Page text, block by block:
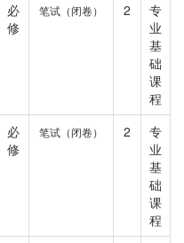
必
修
笔试（闭卷） 2
专
业
基
础
课
程
必
修
笔试（闭卷） 2
专
业
基
础
课
程